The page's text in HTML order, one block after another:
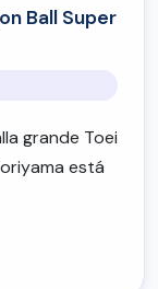
Ball Super
grande Toei
está